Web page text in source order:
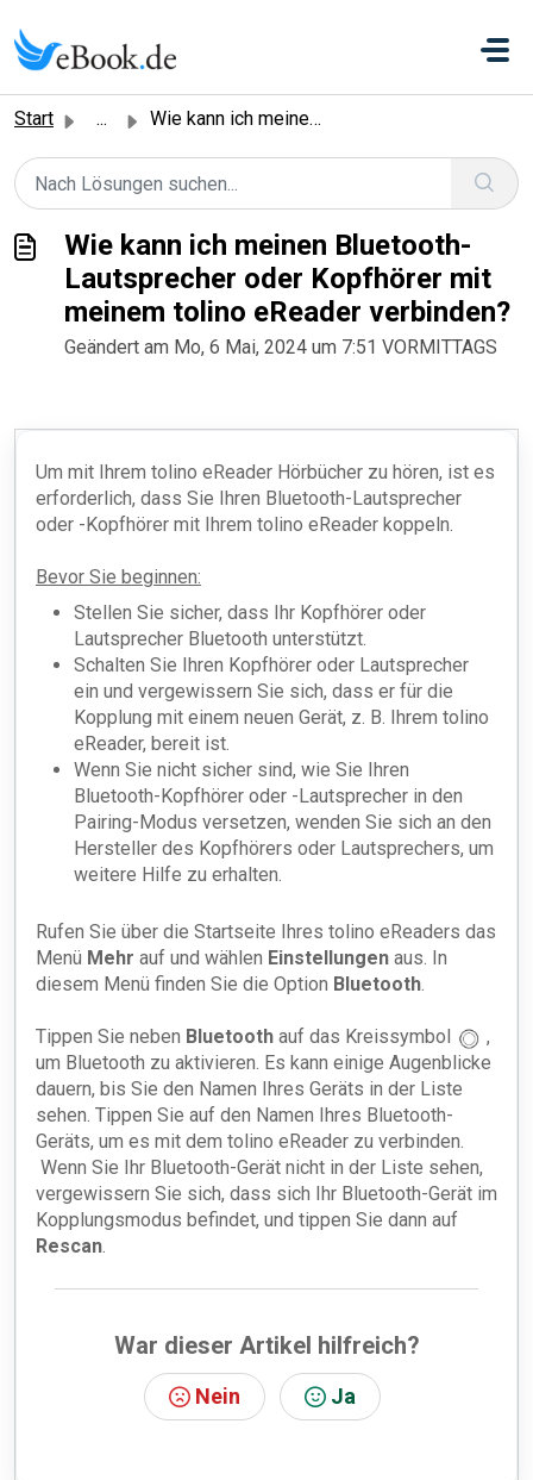
Start ... Wie kann ich meinen Bluetooth-Lautsprecher oder Kopfhörer...
Wie kann ich meinen Bluetooth-
Lautsprecher oder Kopfhörer mit
meinem tolino eReader verbinden?
Geändert am Mo, 6 Mai, 2024 um 7:51 VORMITTAGS
Um mit Ihrem tolino eReader Hörbücher zu hören, ist es
erforderlich, dass Sie Ihren Bluetooth-Lautsprecher
oder -Kopfhörer mit Ihrem tolino eReader koppeln.
Bevor Sie beginnen:
Stellen Sie sicher, dass Ihr Kopfhörer oder
Lautsprecher Bluetooth unterstützt.
Schalten Sie Ihren Kopfhörer oder Lautsprecher
ein und vergewissern Sie sich, dass er für die
Kopplung mit einem neuen Gerät, z. B. Ihrem tolino
eReader, bereit ist.
Wenn Sie nicht sicher sind, wie Sie Ihren
Bluetooth-Kopfhörer oder -Lautsprecher in den
Pairing-Modus versetzen, wenden Sie sich an den
Hersteller des Kopfhörers oder Lautsprechers, um
weitere Hilfe zu erhalten.
Rufen Sie über die Startseite Ihres tolino eReaders das
Menü Mehr auf und wählen Einstellungen aus. In
diesem Menü finden Sie die Option Bluetooth.
Tippen Sie neben Bluetooth auf das Kreissymbol
,
um Bluetooth zu aktivieren. Es kann einige Augenblicke
dauern, bis Sie den Namen Ihres Geräts in der Liste
sehen. Tippen Sie auf den Namen Ihres Bluetooth-
Geräts, um es mit dem tolino eReader zu verbinden.
Wenn Sie Ihr Bluetooth-Gerät nicht in der Liste sehen,
vergewissern Sie sich, dass sich Ihr Bluetooth-Gerät im
Kopplungsmodus befindet, und tippen Sie dann auf
Rescan.
War dieser Artikel hilfreich?
Nein Ja